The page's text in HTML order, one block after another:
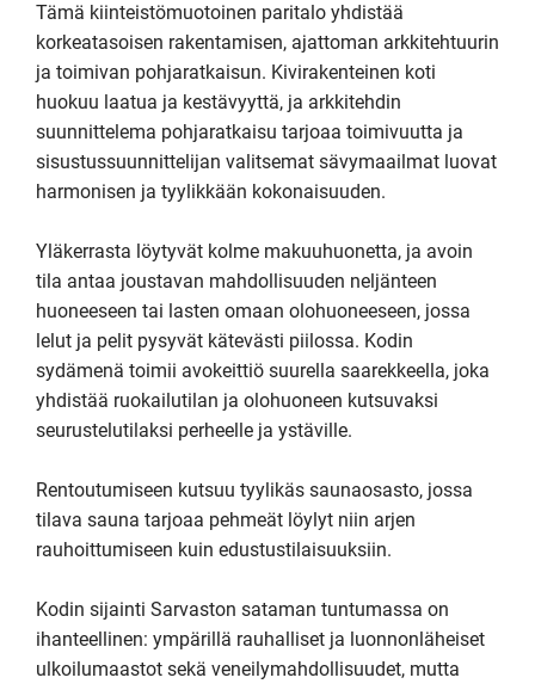
Tämä kiinteistömuotoinen paritalo yhdistää
korkeatasoisen rakentamisen, ajattoman arkkitehtuurin
ja toimivan pohjaratkaisun. Kivirakenteinen koti
huokuu laatua ja kestävyyttä, ja arkkitehdin
suunnittelema pohjaratkaisu tarjoaa toimivuutta ja
sisustussuunnittelijan valitsemat sävymaailmat luovat
harmonisen ja tyylikkään kokonaisuuden.
Yläkerrasta löytyvät kolme makuuhuonetta, ja avoin
tila antaa joustavan mahdollisuuden neljänteen
huoneeseen tai lasten omaan olohuoneeseen, jossa
lelut ja pelit pysyvät kätevästi piilossa. Kodin
sydämenä toimii avokeittiö suurella saarekkeella, joka
yhdistää ruokailutilan ja olohuoneen kutsuvaksi
seurustelutilaksi perheelle ja ystäville.
Rentoutumiseen kutsuu tyylikäs saunaosasto, jossa
tilava sauna tarjoaa pehmeät löylyt niin arjen
rauhoittumiseen kuin edustustilaisuuksiin.
Kodin sijainti Sarvaston sataman tuntumassa on
ihanteellinen: ympärillä rauhalliset ja luonnonläheiset
ulkoilumaastot sekä veneilymahdollisuudet, mutta